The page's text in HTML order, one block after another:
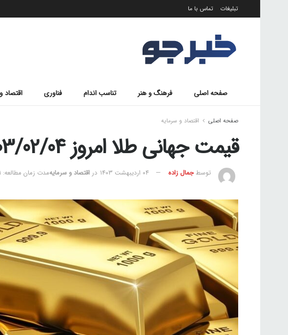
تبلیغات تماس با ما
صفحه اصلی فرهنگ و هنر تناسب اندام فناوری اقتصاد
صفحه اصلی اقتصاد و سرمایه
قیمت جهانی طلا امروز 1403/02/04
توسطجمال زاده ۰۴ اردیبهشت ۱۴۰۳ در اقتصاد و سرمایهمدت زمان مطالعه: 1 دقیقه